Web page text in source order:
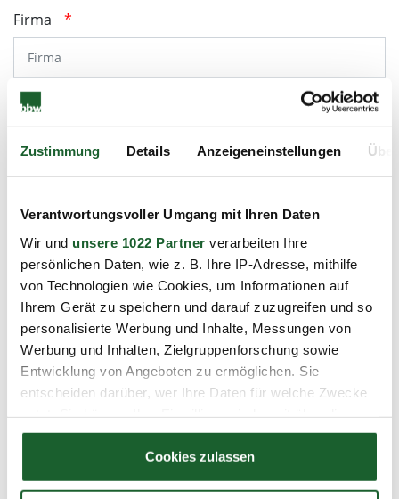
Zustimmung Details Anzeigeneinstellungen
Verantwortungsvoller Umgang mit Ihren Daten
Wir und unsere 1022 Partner verarbeiten Ihre
persönlichen Daten, wie z. B. Ihre IP-Adresse, mithilfe
von Technologien wie Cookies, um Informationen auf
Ihrem Gerät zu speichern und darauf zuzugreifen und so
personalisierte Werbung und Inhalte, Messungen von
Werbung und Inhalten, Zielgruppenforschung sowie
Entwicklung von Angeboten zu ermöglichen. Sie
entscheiden darüber, wer Ihre Daten für welche Zwecke
Cookie-Erklärung oder durch Klicken auf das Privacy
Trigger Symbol ändern oder widerrufen
Cookies zulassen
Firma *
Abteilung
E-Mail *
Telefon *
Straße und Nr.
PLZ / Ort